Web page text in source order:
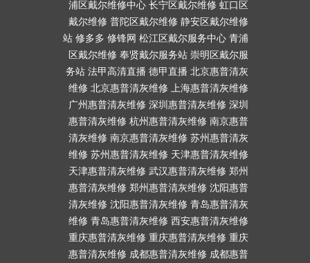
浦区戴尔维修中心 长宁区戴尔维修 虹口区
戴尔维修 普陀区戴尔维修 静安区戴尔维修
站 修多多 修锋网 松江区戴尔服务中心 青浦
区戴尔维修 奉贤戴尔服务站 崇明区戴尔服
务站 法甲高清直播 德甲直播 北京惠普清灰
维修 北京惠普清灰维修 上海惠普清灰维修
广州惠普清灰维修 深圳惠普清灰维修 深圳
惠普清灰维修 杭州惠普清灰维修 南京惠普
清灰维修 南京惠普清灰维修 苏州惠普清灰
维修 苏州惠普清灰维修 天津惠普清灰维修
天津惠普清灰维修 武汉惠普清灰维修 郑州
惠普清灰维修 郑州惠普清灰维修 沈阳惠普
清灰维修 沈阳惠普清灰维修 青岛惠普清灰
维修 青岛惠普清灰维修 西安惠普清灰维修
重庆惠普清灰维修 重庆惠普清灰维修 重庆
惠普清灰维修 成都惠普清灰维修 成都惠普